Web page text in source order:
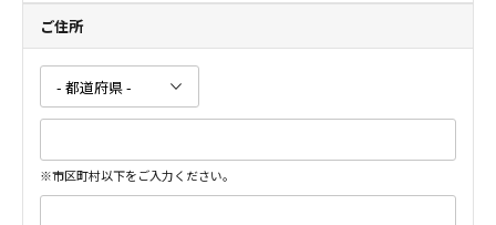
ご住所
※市区町村以下をご入力ください。